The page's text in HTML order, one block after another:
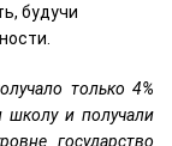
будучи
только 4%
школу и получали
государство